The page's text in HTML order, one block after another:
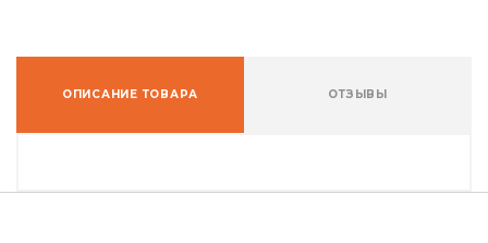
ОПИСАНИЕ ТОВАРА ОТЗЫВЫ